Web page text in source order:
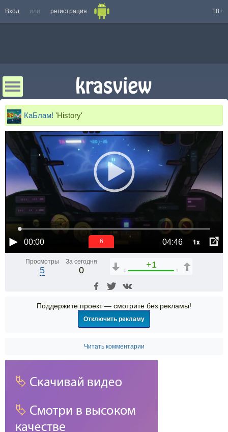
Вход или регистрация 18+
КаБлам! 'History'
00:00 04:46 1x
6
Просмотры
5
За сегодня
0
+1
0 1
Поддержите проект — смотрите без рекламы!
Отключить рекламу
Читать комментарии